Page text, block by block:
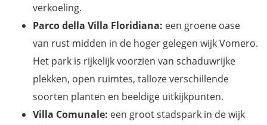
verkoeling.
Parco della Villa Floridiana: een groene oase
van rust midden in de hoger gelegen wijk Vomero.
Het park is rijkelijk voorzien van schaduwrijke
plekken, open ruimtes, talloze verschillende
soorten planten en beeldige uitkijkpunten.
Villa Comunale: een groot stadspark in de wijk